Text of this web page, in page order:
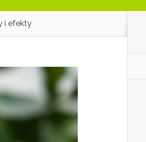
i efekty